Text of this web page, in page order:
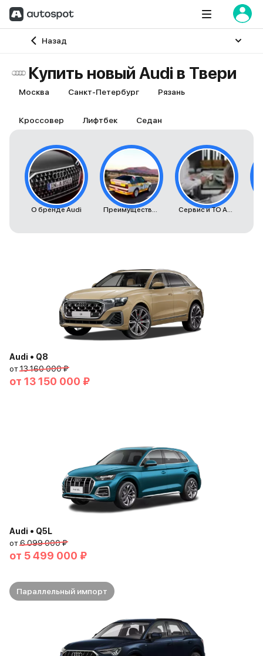
Назад
Главная
Купить новый Audi в Твери
Москва Санкт-Петербург Рязань
Кроссовер Лифтбек Седан
О бренде Audi Преимущества автомобилей Audi Сервис и ТО Audi
Audi • Q8
от13 160 000 ₽
от 13 150 000 ₽
Audi • Q5L
от6 099 000 ₽
от 5 499 000 ₽
Параллельный импорт